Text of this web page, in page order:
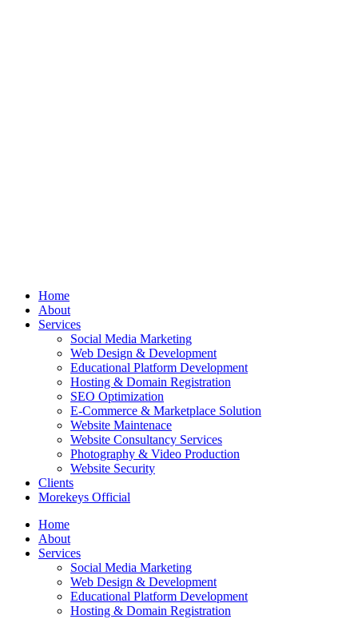
Home
About
Services
Social Media Marketing
Web Design & Development
Educational Platform Development
Hosting & Domain Registration
SEO Optimization
E-Commerce & Marketplace Solution
Website Maintenace
Website Consultancy Services
Photography & Video Production
Website Security
Clients
Morekeys Official
Home
About
Services
Social Media Marketing
Web Design & Development
Educational Platform Development
Hosting & Domain Registration